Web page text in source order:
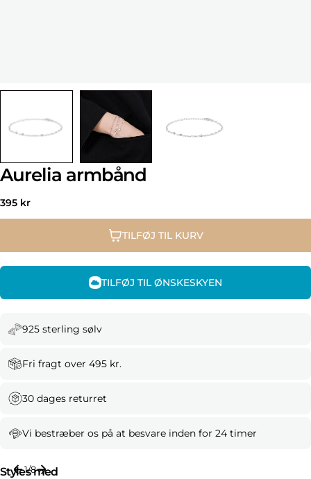
Aurelia armbånd
Normal
pris
395 kr
TILFØJ TIL KURV
TILFØJ TIL ØNSKESKYEN
925 sterling sølv
Fri fragt over 495 kr.
30 dages returret
Vi bestræber os på at besvare inden for 24 timer
Styles med
1/8